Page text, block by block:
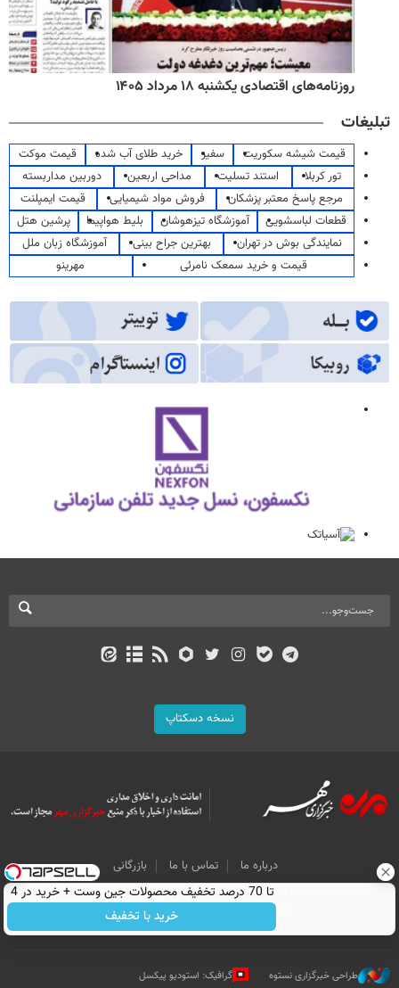
روزنامه‌های اقتصادی یکشنبه ۱۸ مرداد ۱۴۰۵
تبلیغات
قیمت شیشه سکوریت سفیر خرید طلای آب شده
قیمت موکت
تور کربلا
استند تسلیت مداحی اربعین
دوربین مداربسته
مرجع پاسخ معتبر پزشکان
فروش مواد شیمیایی
قیمت ایمپلنت
قطعات لباسشویی
آموزشگاه تیزهوشان بلیط هواپیما
پرشین هتل
نمایندگی بوش در تهران
بهترین جراح بینی
آموزشگاه زبان ملل
قیمت و خرید سمعک نامرئی
مهرینو
نسخه دسکتاپ
درباره ما تماس با ما
بازرگانی
All Content by Mehr News Agency is licensed under a Creative Commons
Attribution 4.0 International License.
طراحی خبرگزاری نستوه گرافیک: استودیو پیکسل
تا 70 درصد تخفیف محصولات جین وست + خرید در 4
قسط
خرید با تخفیف